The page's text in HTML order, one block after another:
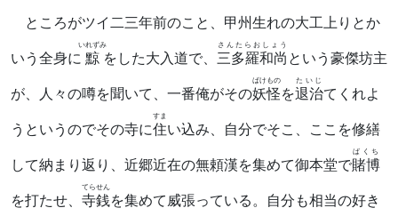
ところがツイ二三年前のこと、甲州生れの大工上りとか
いう全身に 黥
いれずみ
をした大入道で、 三多羅和尚
さんたらおしょう
という豪傑坊主
が、人々の噂を聞いて、一番俺がその妖怪
ばけもの
を退治
たいじ
てくれよ
うというのでその寺に住
すま
い込み、自分でそこ、ここを修繕
して納まり返り、近郷近在の無頼漢を集めて御本堂で賭博
ばくち
を打たせ、 寺銭
てらせん
を集めて威張っている。自分も相当の好き